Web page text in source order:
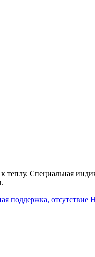
Специальная
поддержка,